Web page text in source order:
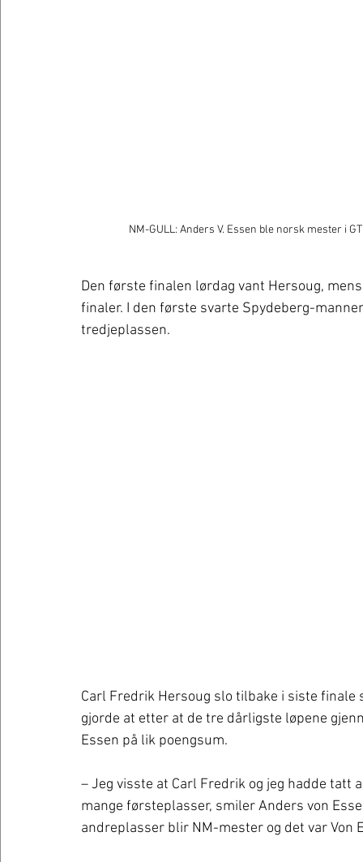
NM-GULL: Anders V. Essen ble norsk mester i
Den første finalen lørdag vant Hersoug,
finaler. I den første svarte Spydeberg-
tredjeplassen.
Carl Fredrik Hersoug slo tilbake i siste finale
gjorde at etter at de tre dårligste løpene
Essen på lik poengsum.
– Jeg visste at Carl Fredrik og jeg hadde tatt
mange førsteplasser, smiler Anders von
andreplasser blir NM-mester og det var Von